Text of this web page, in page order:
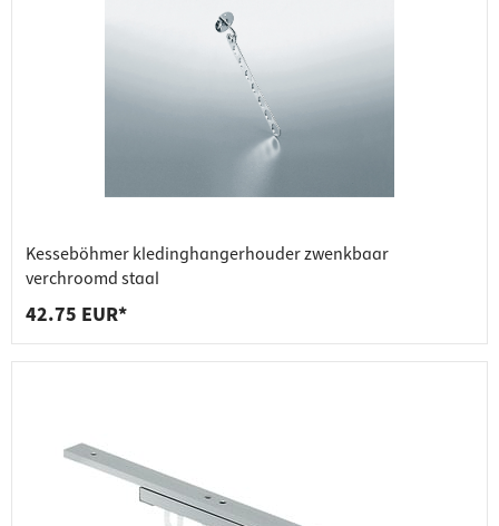
Kesseböhmer kledinghangerhouder zwenkbaar
verchroomd staal
42.75 EUR*